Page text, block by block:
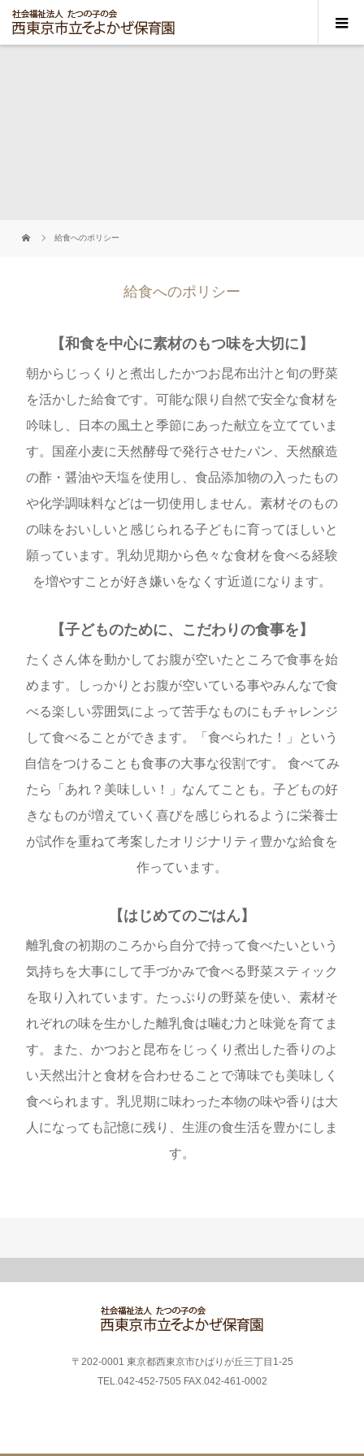
給食へのポリシー
給食へのポリシー
【和食を中心に素材のもつ味を大切に】
朝からじっくりと煮出したかつお昆布出汁と旬の野菜
を活かした給食です。可能な限り自然で安全な食材を
吟味し、日本の風土と季節にあった献立を立てていま
す。国産小麦に天然酵母で発行させたパン、天然醸造
の酢・醤油や天塩を使用し、食品添加物の入ったもの
や化学調味料などは一切使用しません。素材そのもの
の味をおいしいと感じられる子どもに育ってほしいと
願っています。乳幼児期から色々な食材を食べる経験
を増やすことが好き嫌いをなくす近道になります。
【子どものために、こだわりの食事を】
たくさん体を動かしてお腹が空いたところで食事を始
めます。しっかりとお腹が空いている事やみんなで食
べる楽しい雰囲気によって苦手なものにもチャレンジ
して食べることができます。「食べられた！」という
自信をつけることも食事の大事な役割です。 食べてみ
たら「あれ？美味しい！」なんてことも。子どもの好
きなものが増えていく喜びを感じられるように栄養士
が試作を重ねて考案したオリジナリティ豊かな給食を
作っています。
【はじめてのごはん】
離乳食の初期のころから自分で持って食べたいという
気持ちを大事にして手づかみで食べる野菜スティック
を取り入れています。たっぷりの野菜を使い、素材そ
れぞれの味を生かした離乳食は噛む力と味覚を育てま
す。また、かつおと昆布をじっくり煮出した香りのよ
い天然出汁と食材を合わせることで薄味でも美味しく
食べられます。乳児期に味わった本物の味や香りは大
人になっても記憶に残り、生涯の食生活を豊かにしま
す。
〒202-0001 東京都西東京市ひばりが丘三丁目1-25
TEL.042-452-7505 FAX.042-461-0002